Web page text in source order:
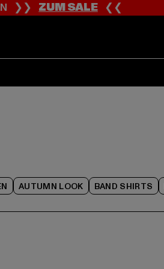
❯❯ZUM SALE❮❮
AUTUMN LOOK BAND SHIRTS